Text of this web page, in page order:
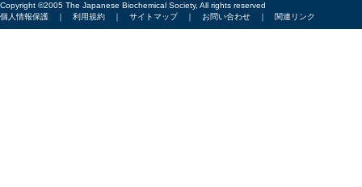
Copyright ©2005 The Japanese Biochemical Society, All rights reserved
個人情報保護 ｜ 利用規約 ｜ サイトマップ｜ お問い合わせ ｜ 関連リンク